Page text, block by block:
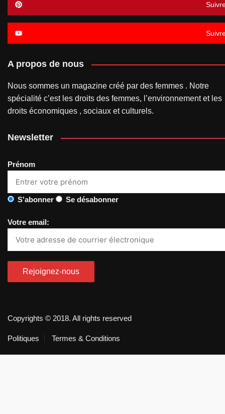
A propos de nous
Nous sommes un magazine créé par des femmes . Notre
spécialité c’est les droits des femmes, l’environnement et les
droits économiques , sociaux et culturels.
Newsletter
Prénom
S'abonner Se désabonner
Votre email:
Copyrights © 2018. All rights reserved
Politiques Termes & Conditions